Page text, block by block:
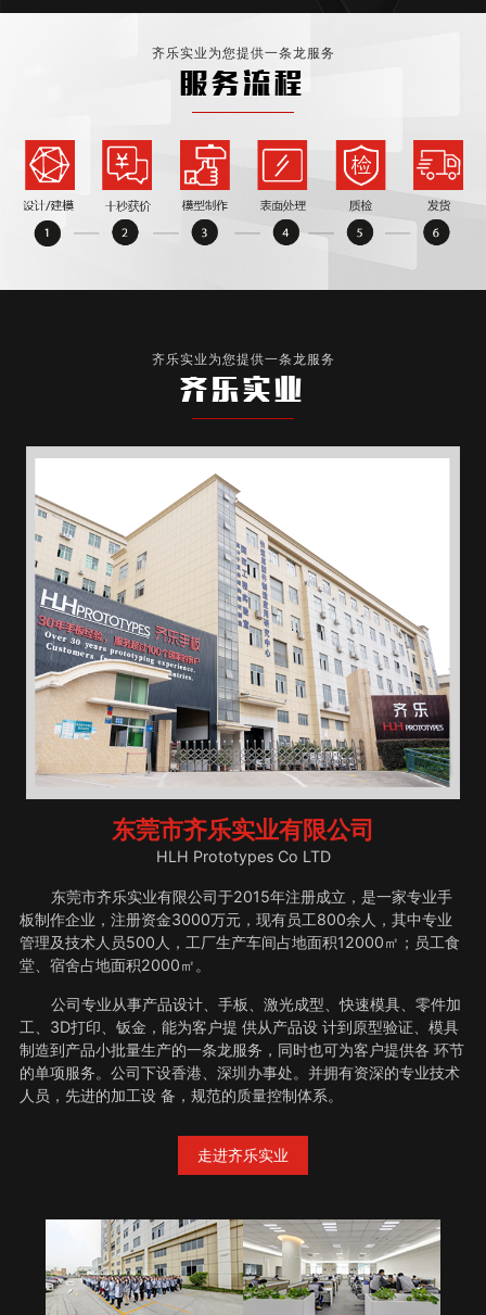
齐乐实业为您提供一条龙服务
服务流程
齐乐实业为您提供一条龙服务
齐乐实业
东莞市齐乐实业有限公司
HLH Prototypes Co LTD
东莞市齐乐实业有限公司于2015年注册成立，是一家专业手
板制作企业，注册资金3000万元，现有员工800余人，其中专业
管理及技术人员500人，工厂生产车间占地面积12000㎡；员工食
堂、宿舍占地面积2000㎡。
公司专业从事产品设计、手板、激光成型、快速模具、零件加
工、3D打印、钣金，能为客户提 供从产品设 计到原型验证、模具
制造到产品小批量生产的一条龙服务，同时也可为客户提供各 环节
的单项服务。公司下设香港、深圳办事处。并拥有资深的专业技术
人员，先进的加工设 备，规范的质量控制体系。
走进齐乐实业